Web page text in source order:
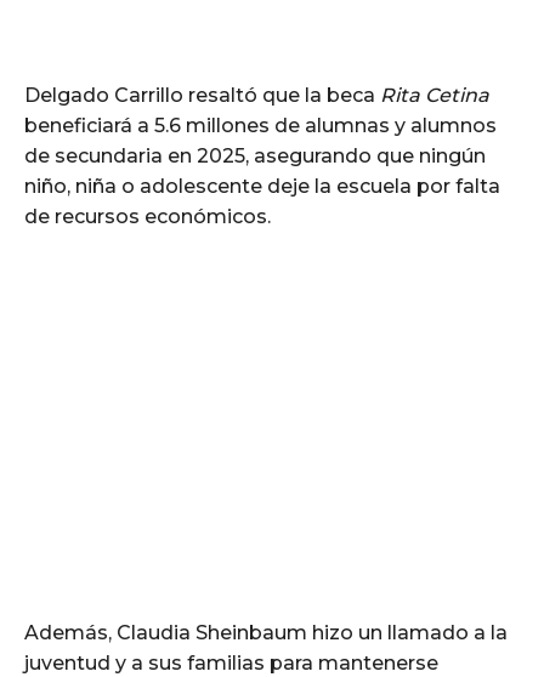
Delgado Carrillo resaltó que la beca Rita Cetina
beneficiará a 5.6 millones de alumnas y alumnos
de secundaria en 2025, asegurando que ningún
niño, niña o adolescente deje la escuela por falta
de recursos económicos.
Además, Claudia Sheinbaum hizo un llamado a la
juventud y a sus familias para mantenerse